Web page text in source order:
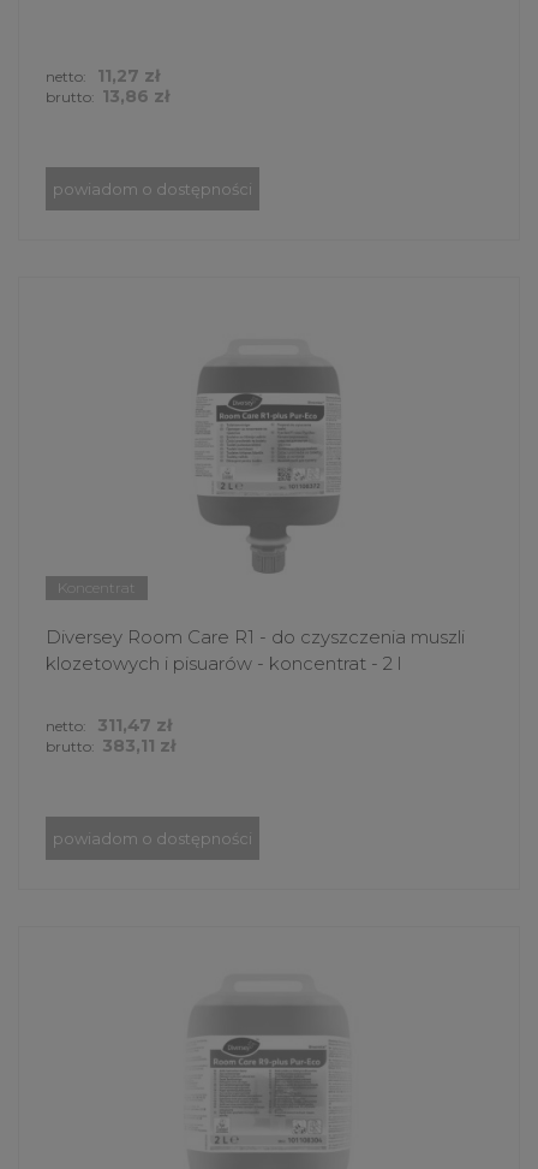
brutto: 13,86 zł
netto: 11,27 zł
powiadom o dostępności
Koncentrat
Diversey Room Care R1 - do czyszczenia muszli
klozetowych i pisuarów - koncentrat - 2 l
brutto: 383,11 zł
netto: 311,47 zł
powiadom o dostępności